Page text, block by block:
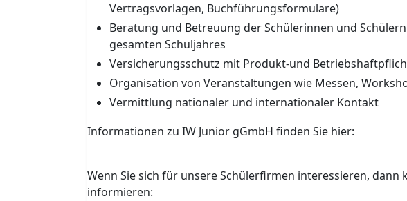
Vertragsvorlagen, Buchführungsformulare)
Beratung und Betreuung der Schülerinnen und
gesamten Schuljahres
Versicherungsschutz mit Produkt-und
Organisation von Veranstaltungen wie Messen,
Vermittlung nationaler und internationaler Kontakt
Informationen zu IW Junior gGmbH finden Sie hier:
Wenn Sie sich für unsere Schülerfirmen interessieren, dann
informieren: